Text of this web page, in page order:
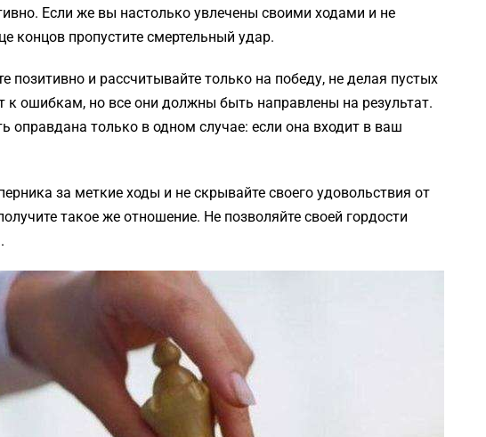
Если же вы настолько увлечены своими ходами и не
концов пропустите смертельный удар.
позитивно и рассчитывайте только на победу, не делая пустых
к ошибкам, но все они должны быть направлены на результат.
оправдана только в одном случае: если она входит в ваш
за меткие ходы и не скрывайте своего удовольствия от
такое же отношение. Не позволяйте своей гордости